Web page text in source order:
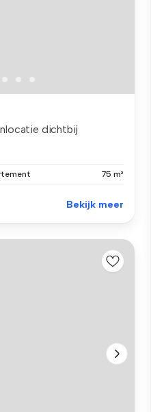
dichtbij
75 m²
Bekijk meer